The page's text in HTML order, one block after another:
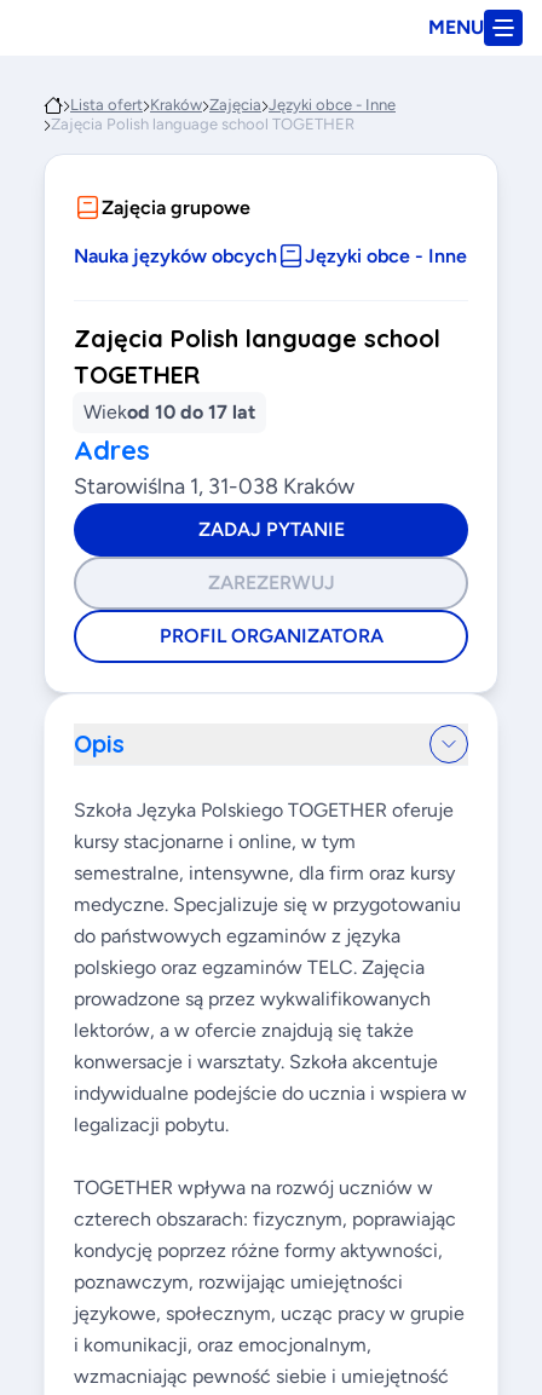
MENU
Lista ofert Kraków Zajęcia Języki obce - Inne
Zajęcia Polish language school TOGETHER
Zajęcia grupowe
Nauka języków obcych Języki obce - Inne
Zajęcia Polish language school
TOGETHER
Wiekod 10 do 17 lat
Adres
Starowiślna 1, 31-038 Kraków
ZADAJ PYTANIE
ZAREZERWUJ
PROFIL ORGANIZATORA
Opis
Szkoła Języka Polskiego TOGETHER oferuje
kursy stacjonarne i online, w tym
semestralne, intensywne, dla firm oraz kursy
medyczne. Specjalizuje się w przygotowaniu
do państwowych egzaminów z języka
polskiego oraz egzaminów TELC. Zajęcia
prowadzone są przez wykwalifikowanych
lektorów, a w ofercie znajdują się także
konwersacje i warsztaty. Szkoła akcentuje
indywidualne podejście do ucznia i wspiera w
legalizacji pobytu.
TOGETHER wpływa na rozwój uczniów w
czterech obszarach: fizycznym, poprawiając
kondycję poprzez różne formy aktywności,
poznawczym, rozwijając umiejętności
językowe, społecznym, ucząc pracy w grupie
i komunikacji, oraz emocjonalnym,
wzmacniając pewność siebie i umiejętność